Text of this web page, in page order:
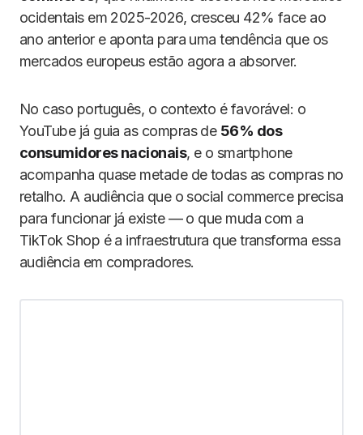
ocidentais em 2025-2026, cresceu 42% face ao
ano anterior e aponta para uma tendência que os
mercados europeus estão agora a absorver.
No caso português, o contexto é favorável: o
YouTube já guia as compras de 56% dos
consumidores nacionais, e o smartphone
acompanha quase metade de todas as compras no
retalho. A audiência que o social commerce precisa
para funcionar já existe — o que muda com a
TikTok Shop é a infraestrutura que transforma essa
audiência em compradores.